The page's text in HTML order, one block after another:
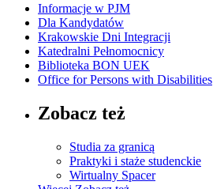
Informacje w PJM
Dla Kandydatów
Krakowskie Dni Integracji
Katedralni Pełnomocnicy
Biblioteka BON UEK
Office for Persons with Disabilities
Zobacz też
Studia za granicą
Praktyki i staże studenckie
Wirtualny Spacer